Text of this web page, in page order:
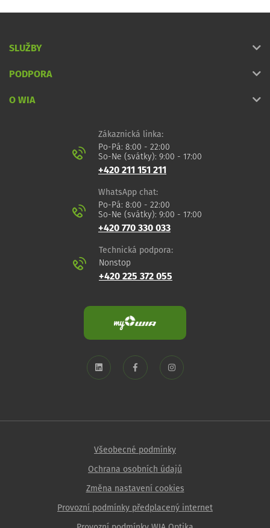
SLUŽBY
PODPORA
O WIA
Zákaznická linka:
Po-Pá: 8:00 - 22:00
So-Ne (svátky): 9:00 - 17:00
+420 211 151 211
WhatsApp chat:
Po-Pá: 8:00 - 22:00
So-Ne (svátky): 9:00 - 17:00
+420 770 330 033
Technická podpora:
Nonstop
+420 225 372 055
Všeobecné podmínky
Ochrana osobních údajů
Změna nastavení cookies
Provozní podmínky předplacený internet